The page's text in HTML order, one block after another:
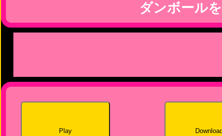
ダンボール
Play